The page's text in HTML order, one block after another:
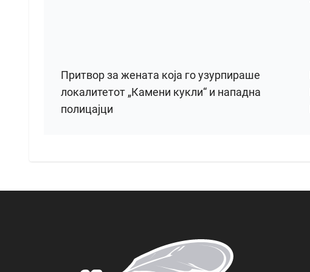
Притвор за жената која го узурпираше
локалитетот „Камени кукли“ и нападна
полицајци